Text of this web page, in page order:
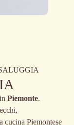
inPiemonte.
cucina Piemontese